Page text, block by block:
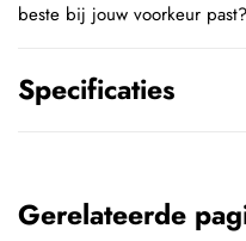
beste bij jouw voorkeur
Specificaties
Gerelateerde